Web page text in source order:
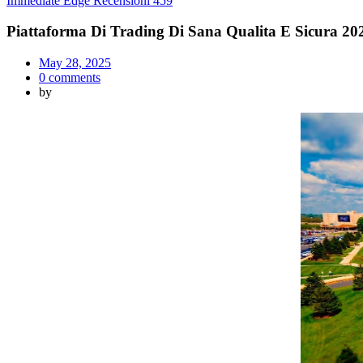
Piattaforma Di Trading Di Sana Qualita E Sicura
Posted
on
May 28, 2025
0 comments
by